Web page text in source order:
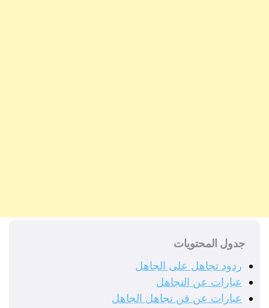
جدول المحتويات
ردود تجاهل على الجاهل
عبارات عن التجاهل
عبارات عن فن تجاهل الجاهل